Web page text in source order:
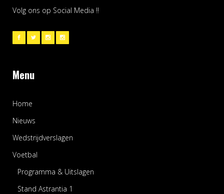
Volg ons op Social Media !!
Menu
Home
Nieuws
Wedstrijdverslagen
Voetbal
Programma & Uitslagen
Stand Astrantia 1